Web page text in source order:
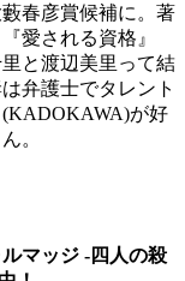
春彦賞候補に。著
愛される資格』
と渡辺美里って結
弁護士でタレント
が好
。
マッジ -四人の殺